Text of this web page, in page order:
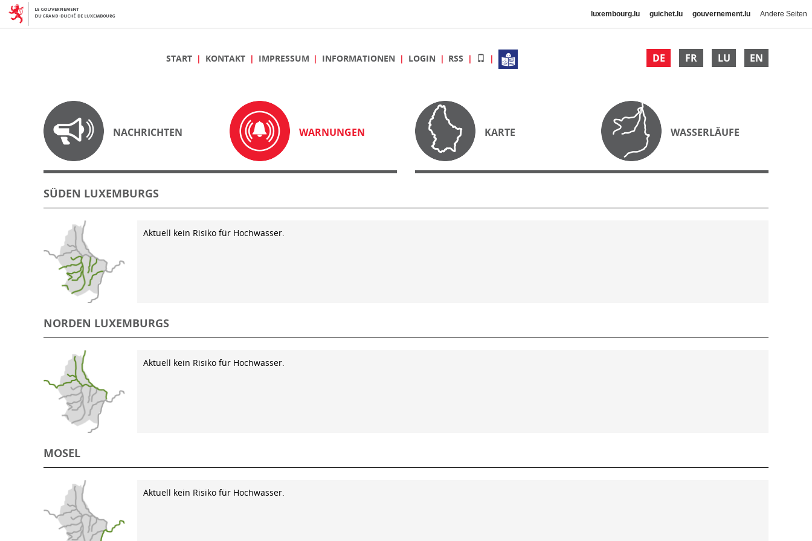
luxembourg.lu guichet.lu gouvernement.lu Andere Seiten
DE FR LU EN
START KONTAKT IMPRESSUM INFORMATIONEN LOGIN RSS
NACHRICHTEN WARNUNGEN KARTE WASSERLÄUFE
SÜDEN LUXEMBURGS
Aktuell kein Risiko für Hochwasser.
NORDEN LUXEMBURGS
Aktuell kein Risiko für Hochwasser.
MOSEL
Aktuell kein Risiko für Hochwasser.